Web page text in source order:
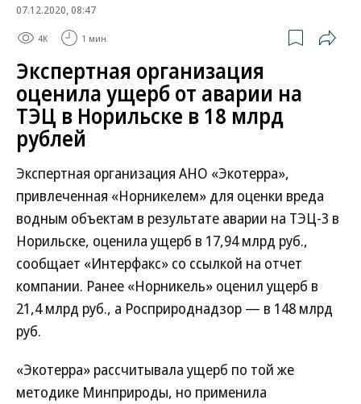
07.12.2020, 08:47
4K 1 мин.
Экспертная организация
оценила ущерб от аварии на
ТЭЦ в Норильске в 18 млрд
рублей
Экспертная организация АНО «Экотерра»,
привлеченная «Норникелем» для оценки вреда
водным объектам в результате аварии на ТЭЦ-3 в
Норильске, оценила ущерб в 17,94 млрд руб.,
сообщает «Интерфакс» со ссылкой на отчет
компании. Ранее «Норникель» оценил ущерб в
21,4 млрд руб., а Росприроднадзор — в 148 млрд
руб.
«Экотерра» рассчитывала ущерб по той же
методике Минприроды, но применила